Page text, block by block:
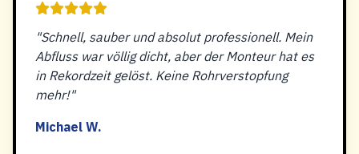
"Schnell, sauber und absolut professionell. Mein
Abfluss war völlig dicht, aber der Monteur hat es
in Rekordzeit gelöst. Keine Rohrverstopfung
mehr!"
Michael W.